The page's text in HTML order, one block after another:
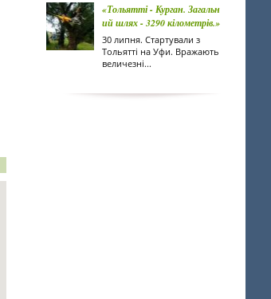
«Тольятті - Курган. Загальн
ий шлях - 3290 кілометрів.»
30 липня. Стартували з
Тольятті на Уфи. Вражають
величезні...